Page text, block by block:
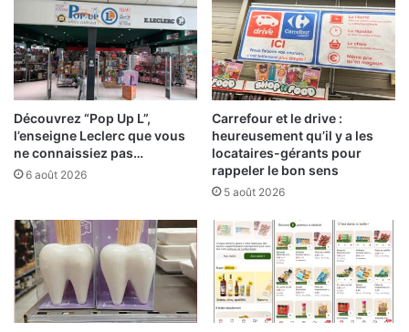
Découvrez “Pop Up L”,
l’enseigne Leclerc que vous
ne connaissiez pas…
6 août 2026
Carrefour et le drive :
heureusement qu’il y a les
locataires-gérants pour
rappeler le bon sens
5 août 2026